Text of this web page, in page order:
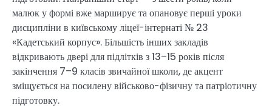
малюк у формі вже марширує та опановує перші уроки
дисципліни в київському ліцеї-інтернаті № 23
«Кадетський корпус». Більшість інших закладів
відкривають двері для підлітків з 13–15 років після
закінчення 7–9 класів звичайної школи, де акцент
зміщується на посилену військово-фізичну та патріотичну
підготовку.